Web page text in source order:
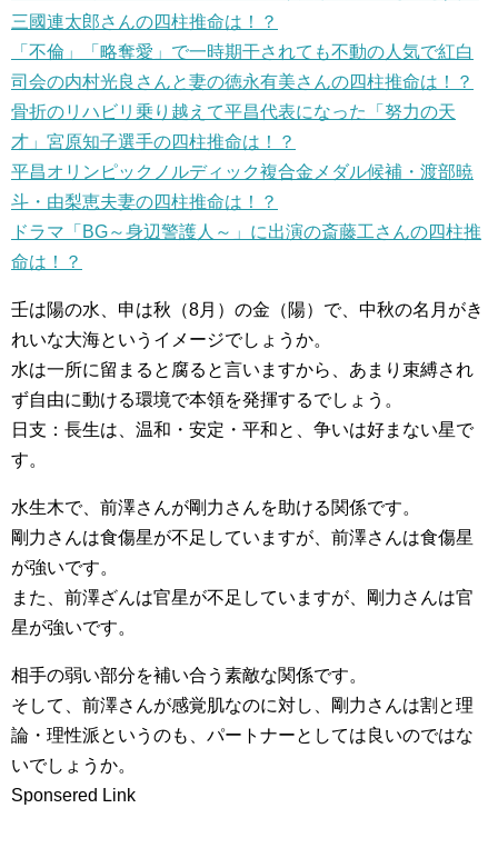
三國連太郎さんの四柱推命は！？
「不倫」「略奪愛」で一時期干されても不動の人気で紅白
司会の内村光良さんと妻の徳永有美さんの四柱推命は！？
骨折のリハビリ乗り越えて平昌代表になった「努力の天
才」宮原知子選手の四柱推命は！？
平昌オリンピックノルディック複合金メダル候補・渡部暁
斗・由梨恵夫妻の四柱推命は！？
ドラマ「BG～身辺警護人～」に出演の斎藤工さんの四柱推
命は！？
壬は陽の水、申は秋（8月）の金（陽）で、中秋の名月がき
れいな大海というイメージでしょうか。
水は一所に留まると腐ると言いますから、あまり束縛され
ず自由に動ける環境で本領を発揮するでしょう。
日支：長生は、温和・安定・平和と、争いは好まない星で
す。
水生木で、前澤さんが剛力さんを助ける関係です。
剛力さんは食傷星が不足していますが、前澤さんは食傷星
が強いです。
また、前澤ざんは官星が不足していますが、剛力さんは官
星が強いです。
相手の弱い部分を補い合う素敵な関係です。
そして、前澤さんが感覚肌なのに対し、剛力さんは割と理
論・理性派というのも、パートナーとしては良いのではな
いでしょうか。
Sponsered Link